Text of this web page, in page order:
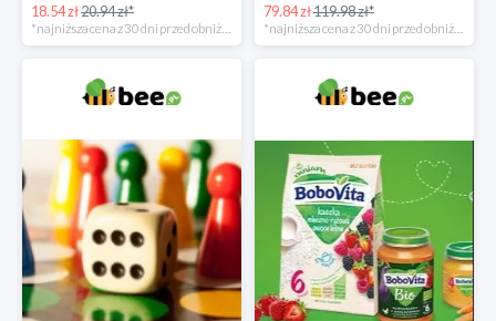
18.54 zł20.94 zł* 79.84 zł119.98 zł*